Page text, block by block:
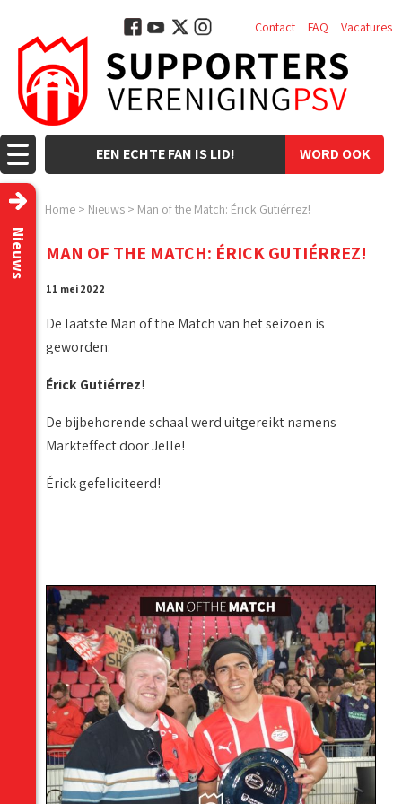
WORD OOK
EEN ECHTE FAN IS LID!
Contact FAQ Vacatures
Home > Nieuws > Man of the Match: Érick Gutiérrez!
Nieuws MAN OF THE MATCH: ÉRICK GUTIÉRREZ!
11 mei 2022
De laatste Man of the Match van het seizoen is
geworden:
Érick Gutiérrez!
De bijbehorende schaal werd uitgereikt namens
Markteffect door Jelle!
Érick gefeliciteerd!